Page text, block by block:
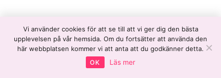
Vi använder cookies för att se till att vi ger dig den bästa
upplevelsen på vår hemsida. Om du fortsätter att använda den
här webbplatsen kommer vi att anta att du godkänner detta.
OK
Läs mer